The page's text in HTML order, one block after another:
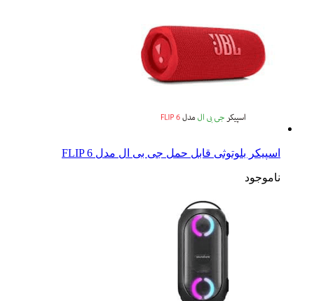
اسپیکر بلوتوثی قابل حمل جی بی ال مدل FLIP 6
ناموجود